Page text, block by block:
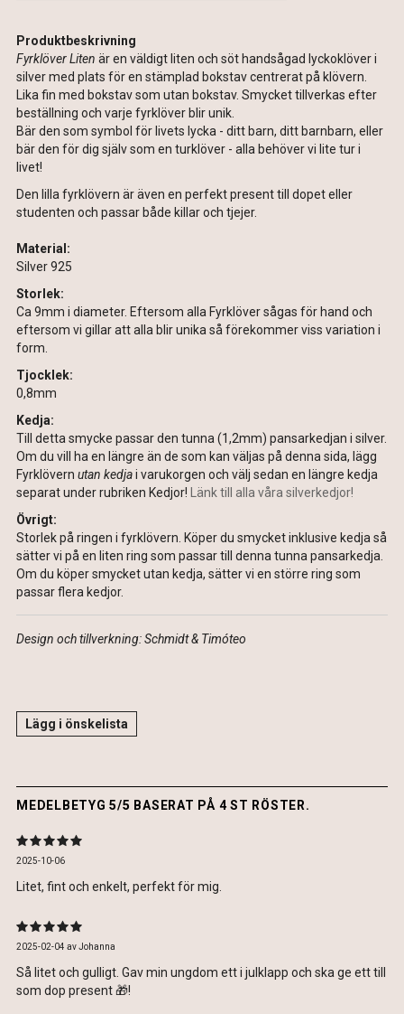
Produktbeskrivning
Fyrklöver Liten är en väldigt liten och söt handsågad lyckoklöver i
silver med plats för en stämplad bokstav centrerat på klövern.
Lika fin med bokstav som utan bokstav. Smycket tillverkas efter
beställning och varje fyrklöver blir unik.
Bär den som symbol för livets lycka - ditt barn, ditt barnbarn, eller
bär den för dig själv som en turklöver - alla behöver vi lite tur i
livet!
Den lilla fyrklövern är även en perfekt present till dopet eller
studenten och passar både killar och tjejer.
Material:
Silver 925
Storlek:
Ca 9mm i diameter. Eftersom alla Fyrklöver sågas för hand och
eftersom vi gillar att alla blir unika så förekommer viss variation i
form.
Tjocklek:
0,8mm
Kedja:
Till detta smycke passar den tunna (1,2mm) pansarkedjan i silver.
Om du vill ha en längre än de som kan väljas på denna sida, lägg
Fyrklövern utan kedjai varukorgen och välj sedan en längre kedja
separat under rubriken Kedjor! Länk till alla våra silverkedjor!
Övrigt:
Storlek på ringen i fyrklövern. Köper du smycket inklusive kedja så
sätter vi på en liten ring som passar till denna tunna pansarkedja.
Om du köper smycket utan kedja, sätter vi en större ring som
passar flera kedjor.
Design och tillverkning: Schmidt & Timóteo
Lägg i önskelista
MEDELBETYG 5/5 BASERAT PÅ 4 ST RÖSTER.
2025-10-06
Litet, fint och enkelt, perfekt för mig.
2025-02-04 avJohanna
Så litet och gulligt. Gav min ungdom ett i julklapp och ska ge ett till
som dop present 🎁!